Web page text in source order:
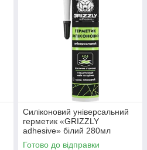
Силіконовий універсальний
герметик «GRIZZLY
adhesive» білий 280мл
Готово до відправки